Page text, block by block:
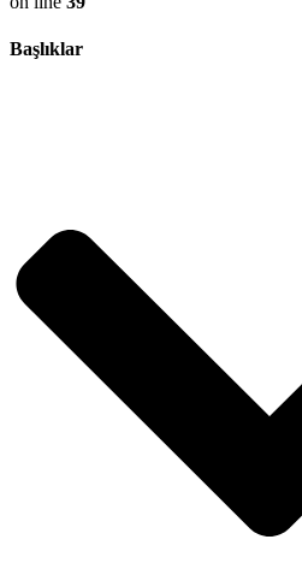
Başlıklar